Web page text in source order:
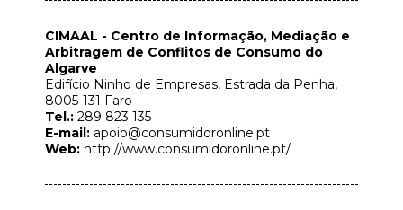
CIMAAL - Centro de Informação, Mediação e
Arbitragem de Conflitos de Consumo do
Algarve
Edifício Ninho de Empresas, Estrada da Penha,
8005-131 Faro
Tel.: 289 823 135
E-mail: apoio@consumidoronline.pt
Web: http://www.consumidoronline.pt/